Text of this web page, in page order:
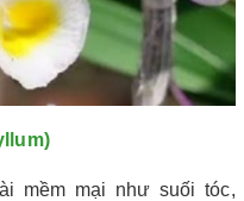
mềm mại như suối tóc,